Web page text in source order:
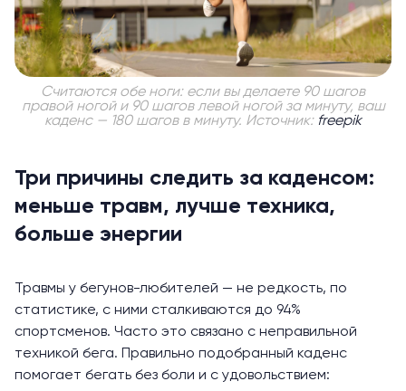
Считаются обе ноги: если вы делаете 90 шагов
правой ногой и 90 шагов левой ногой за минуту, ваш
каденс — 180 шагов в минуту. Источник: freepik
Три причины следить за каденсом:
меньше травм, лучше техника,
больше энергии
Травмы у бегунов-любителей — не редкость, по
статистике, с ними сталкиваются до 94%
спортсменов. Часто это связано с неправильной
техникой бега. Правильно подобранный каденс
помогает бегать без боли и с удовольствием: